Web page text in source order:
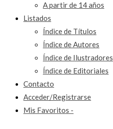
A partir de 14 años
Listados
Índice de Títulos
Índice de Autores
Índice de Ilustradores
Índice de Editoriales
Contacto
Acceder/Registrarse
Mis Favoritos -